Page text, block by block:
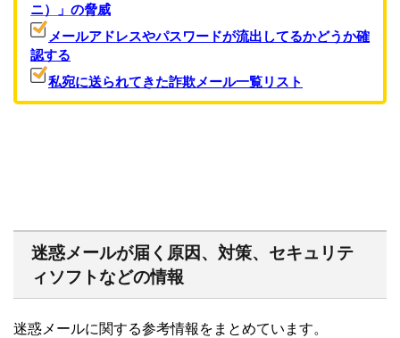
ニ）」の脅威
メールアドレスやパスワードが流出してるかどうか確
認する
私宛に送られてきた詐欺メール一覧リスト
迷惑メールが届く原因、対策、セキュリテ
ィソフトなどの情報
迷惑メールに関する参考情報をまとめています。